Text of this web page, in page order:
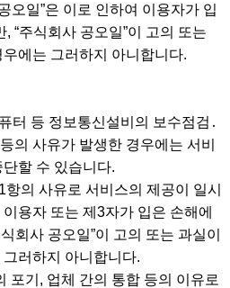
오일”은 이로 인하여 이용자가 입
“주식회사 공오일”이 고의 또는
에는 그러하지 아니합니다.
터 등 정보통신설비의 보수점검․
의 사유가 발생한 경우에는 서비
할 수 있습니다.
의 사유로 서비스의 제공이 일시
용자 또는 제3자가 입은 손해에
회사 공오일”이 고의 또는 과실이
러하지 아니합니다.
포기, 업체 간의 통합 등의 이유로